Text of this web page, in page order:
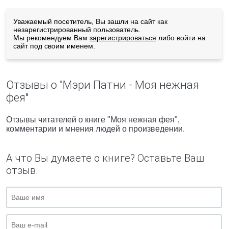
Уважаемый посетитель, Вы зашли на сайт как
незарегистрированный пользователь.
Мы рекомендуем Вам зарегистрироваться либо войти на
сайт под своим именем.
Отзывы о "Мэри Патни - Моя нежная
фея"
Отзывы читателей о книге "Моя нежная фея",
комментарии и мнения людей о произведении.
А что Вы думаете о книге? Оставьте Ваш
отзыв.